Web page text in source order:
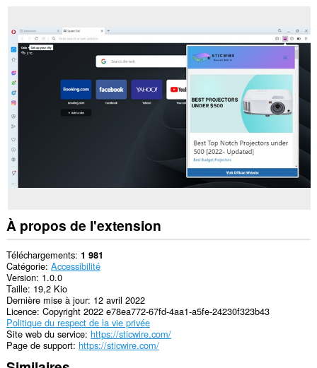
À propos de l'extension
Téléchargements 1 981
Catégorie Accessibilité
Version 1.0.0
Taille 19,2 Kio
Dernière mise à jour 12 avril 2022
Licence Copyright 2022 e78ea772-67fd-4aa1-a5fe-24230f323b43
Politique du respect de la vie privée
Site web du service https://sticwire.com/
Page de support https://sticwire.com/